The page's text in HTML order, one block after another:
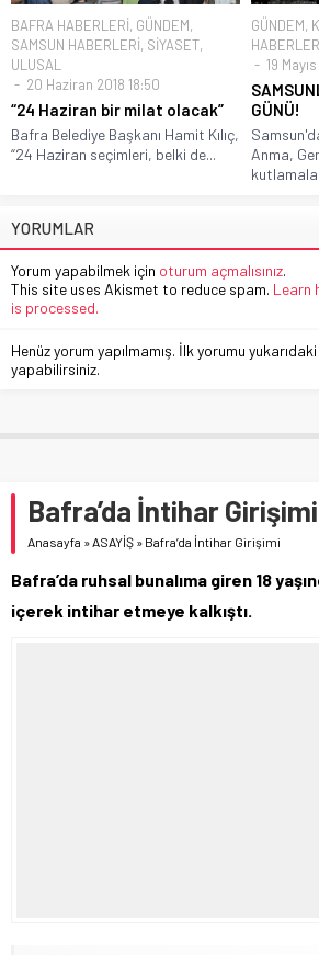
BAFRA HABERLERİ, GÜNDEM,
SAMSUN HABERLERİ, SİYASET,
ULUSAL
20 Haziran 2018 18:50
“24 Haziran bir milat olacak”
Bafra Belediye Başkanı Hamit Kılıç,
“24 Haziran seçimleri, belki de...
GÜNDEM,
19
GÜNÜ!
Anma,
YORUMLAR
Yorum yapabilmek için oturum açmalısınız.
This site uses Akismet to reduce spam. Learn
is processed.
Henüz yorum yapılmamış. İlk yorumu yukarıdaki
yapabilirsiniz.
Bafra’da İntihar Girişimi
Anasayfa »ASAYİŞ » Bafra’da İntihar Girişimi
Bafra’da ruhsal bunalıma giren 18
içerek intihar etmeye kalkıştı.